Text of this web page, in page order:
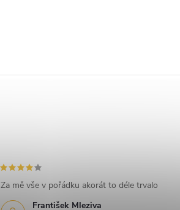
František Mleziva
Za mě vše v pořádku akorát to déle trvalo